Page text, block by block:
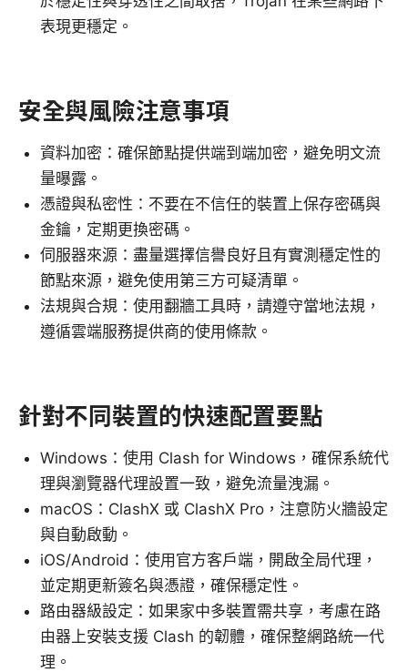
表現更穩定。
安全與風險注意事項
資料加密：確保節點提供端到端加密，避免明文流
量曝露。
憑證與私密性：不要在不信任的裝置上保存密碼與
金鑰，定期更換密碼。
伺服器來源：盡量選擇信譽良好且有實測穩定性的
節點來源，避免使用第三方可疑清單。
法規與合規：使用翻牆工具時，請遵守當地法規，
遵循雲端服務提供商的使用條款。
針對不同裝置的快速配置要點
Windows：使用 Clash for Windows，確保系統代
理與瀏覽器代理設置一致，避免流量洩漏。
macOS：ClashX 或 ClashX Pro，注意防火牆設定
與自動啟動。
iOS/Android：使用官方客戶端，開啟全局代理，
並定期更新簽名與憑證，確保穩定性。
路由器級設定：如果家中多裝置需共享，考慮在路
由器上安裝支援 Clash 的韌體，確保整網路統一代
理。